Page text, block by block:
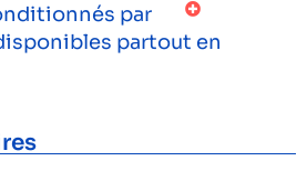
par
partout en